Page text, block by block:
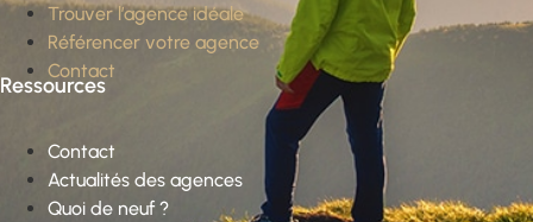
Trouver l’agence idéale
Référencer votre agence
Contact
Ressources
Contact
Actualités des agences
Quoi de neuf ?